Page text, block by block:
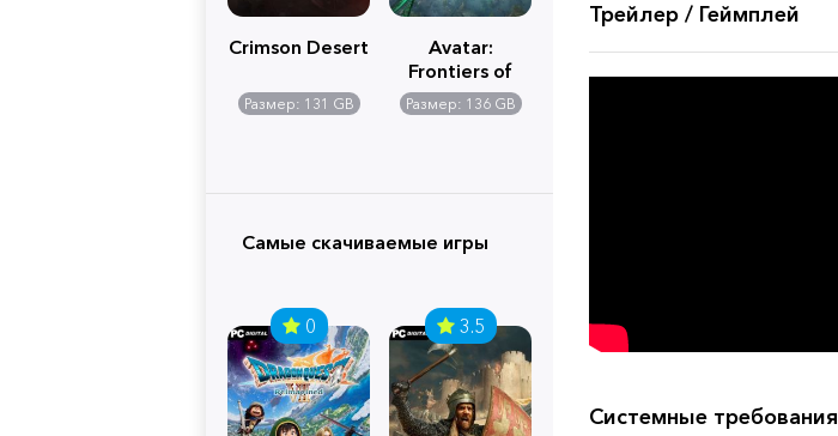
Crimson Desert
Размер: 131 GB
Avatar:
Frontiers of
Pandora
Размер: 136 GB
Самые скачиваемые игры
0 3.5
Трейлер / Геймплей
Системные требования